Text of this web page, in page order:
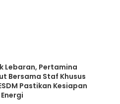
Lebaran, Pertamina
Bersama Staf Khusus
Pastikan Kesiapan